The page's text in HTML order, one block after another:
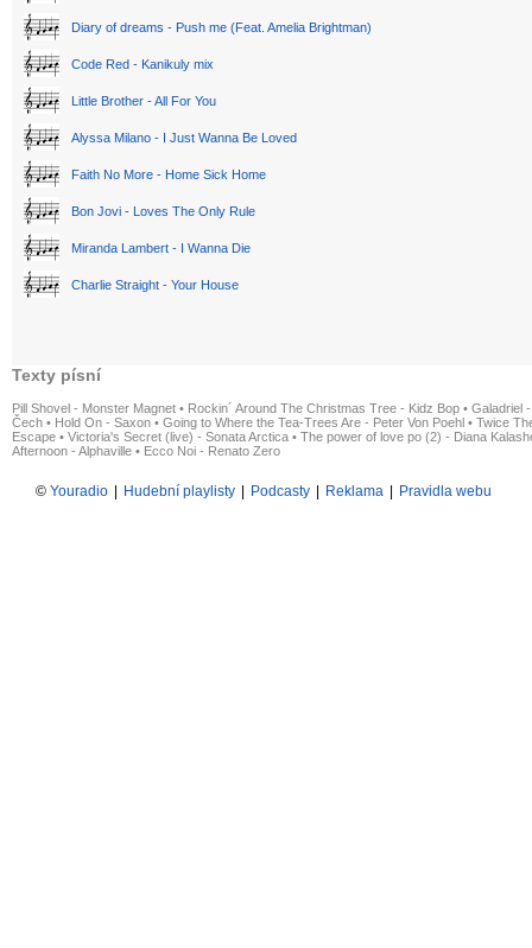
Diary of dreams - Push me (Feat. Amelia Brightman)
Code Red - Kanikuly mix
Little Brother - All For You
Alyssa Milano - I Just Wanna Be Loved
Faith No More - Home Sick Home
Bon Jovi - Loves The Only Rule
Miranda Lambert - I Wanna Die
Charlie Straight - Your House
Texty písní
Pill Shovel - Monster Magnet • Rockin´ Around The Christmas Tree - Kidz Bop • Galadriel
Čech • Hold On - Saxon • Going to Where the Tea-Trees Are - Peter Von Poehl • Twice
Escape • Victoria's Secret (live) - Sonata Arctica • The power of love po (2) - Diana
Afternoon - Alphaville • Ecco Noi - Renato Zero
© Youradio Hudební playlisty Podcasty Reklama Pravidla webu